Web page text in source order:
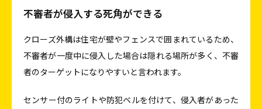
不審者が侵入する死角ができる
クローズ外構は住宅が壁やフェンスで囲まれているため、
不審者が一度中に侵入した場合は隠れる場所が多く、不審
者のターゲットになりやすいと言われます。
センサー付のライトや防犯ベルを付けて、侵入者があった